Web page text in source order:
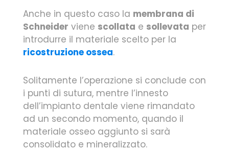
Anche in questo caso la membrana di
Schneider viene scollata e sollevata per
introdurre il materiale scelto per la
ricostruzione ossea.
Solitamente l’operazione si conclude con
i punti di sutura, mentre l’innesto
dell’impianto dentale viene rimandato
ad un secondo momento, quando il
materiale osseo aggiunto si sarà
consolidato e mineralizzato.